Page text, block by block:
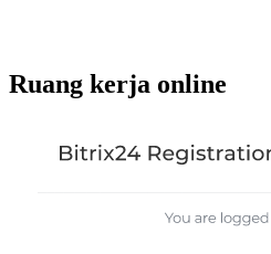
Ruang kerja online